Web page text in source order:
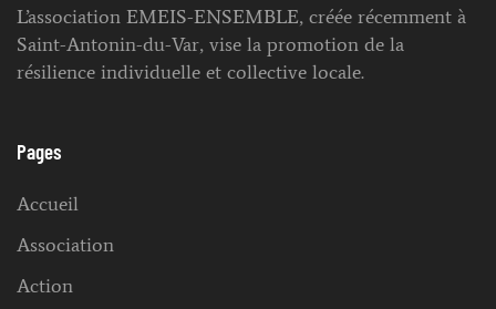
L’association EMEIS-ENSEMBLE, créée récemment à
Saint-Antonin-du-Var, vise la promotion de la
résilience individuelle et collective locale.
Pages
Accueil
Association
Action